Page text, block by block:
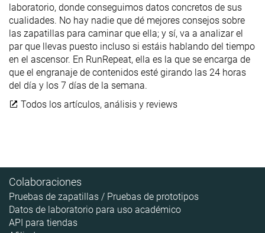
laboratorio, donde conseguimos datos concretos de sus
cualidades. No hay nadie que dé mejores consejos sobre
las zapatillas para caminar que ella; y sí, va a analizar el
par que llevas puesto incluso si estáis hablando del tiempo
en el ascensor. En RunRepeat, ella es la que se encarga de
que el engranaje de contenidos esté girando las 24 horas
del día y los 7 días de la semana.
Todos los artículos, análisis y reviews
Colaboraciones
Pruebas de zapatillas / Pruebas de prototipos
Datos de laboratorio para uso académico
API para tiendas